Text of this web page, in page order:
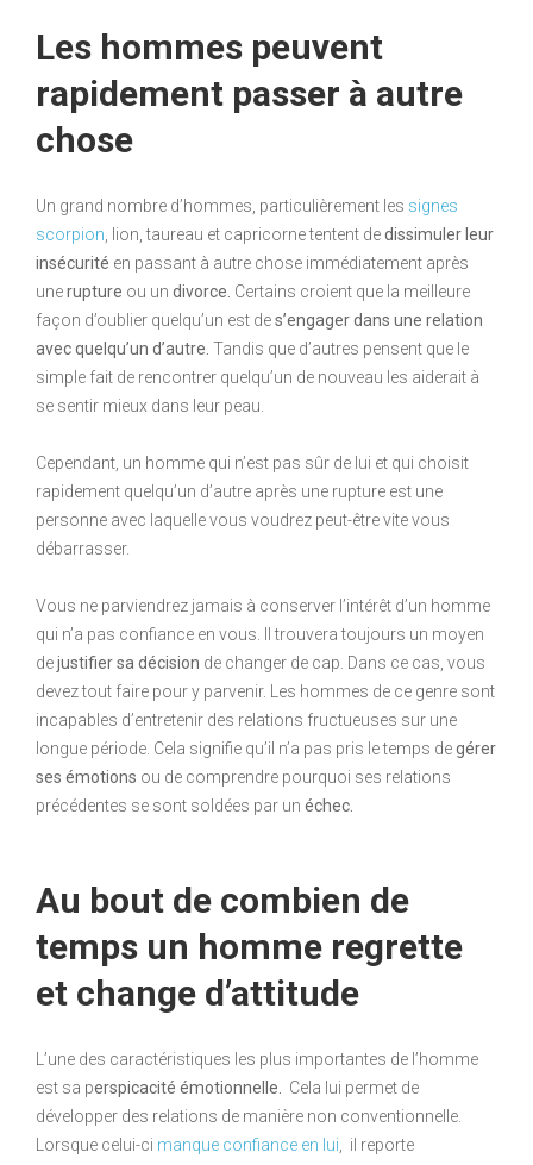
Les hommes peuvent
rapidement passer à autre
chose
Un grand nombre d’hommes, particulièrement les signes
scorpion , lion, taureau et capricorne tentent dedissimuler leur
insécurité en passant à autre chose immédiatement après
unerupture ou un divorce. Certains croient que la meilleure
façon d’oublier quelqu’un est des’engager dans une relation
avec quelqu’un d’autre. Tandis que d’autres pensent que le
simple fait de rencontrer quelqu’un de nouveau les aiderait à
se sentir mieux dans leur peau.
Cependant, un homme qui n’est pas sûr de lui et qui choisit
rapidement quelqu’un d’autre après une rupture est une
personne avec laquelle vous voudrez peut-être vite vous
débarrasser.
Vous ne parviendrez jamais à conserver l’intérêt d’un homme
qui n’a pas confiance en vous. Il trouvera toujours un moyen
dejustifier sa décision de changer de cap. Dans ce cas, vous
devez tout faire pour y parvenir. Les hommes de ce genre sont
incapables d’entretenir des relations fructueuses sur une
longue période. Cela signifie qu’il n’a pas pris le temps degérer
ses émotions ou de comprendre pourquoi ses relations
précédentes se sont soldées par un échec.
Au bout de combien de
temps un homme regrette
et change d’attitude
L’une des caractéristiques les plus importantes de l’homme
est sa perspicacité émotionnelle.
Cela lui permet de
développer des relations de manière non conventionnelle.
Lorsque celui-ci manque confiance en lui , il reporte